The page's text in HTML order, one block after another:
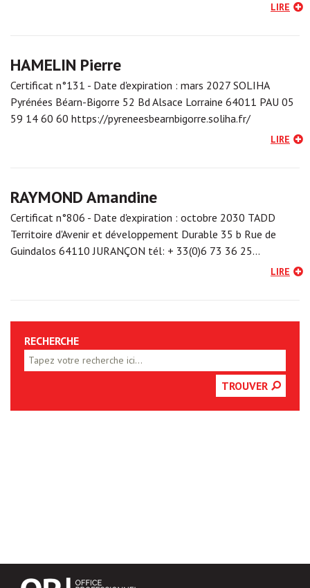
LIRE
HAMELIN Pierre
Certificat n°131 - Date d'expiration : mars 2027 SOLIHA
Pyrénées Béarn-Bigorre 52 Bd Alsace Lorraine 64011 PAU 05
59 14 60 60 https://pyreneesbearnbigorre.soliha.fr/
LIRE
RAYMOND Amandine
Certificat n°806 - Date d'expiration : octobre 2030 TADD
Territoire d'Avenir et développement Durable 35 b Rue de
Guindalos 64110 JURANÇON tél: + 33(0)6 73 36 25…
LIRE
RECHERCHE
TROUVER